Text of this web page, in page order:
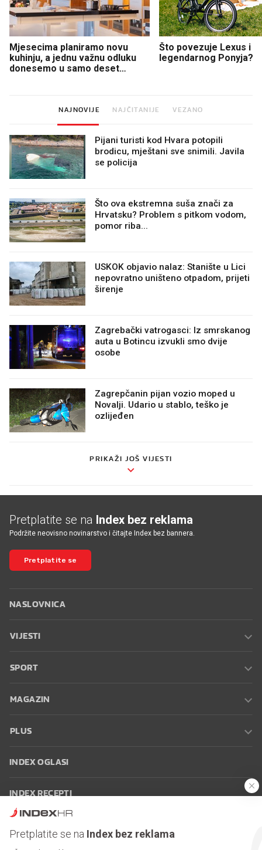
Mjesecima planiramo novu
kuhinju, a jednu važnu odluku
donesemo u samo deset
Što povezuje Lexus i
legendarnog Ponyja?
NAJNOVIJE NAJČITANIJE VEZANO
Pijani turisti kod Hvara potopili
brodicu, mještani sve snimili. Javila
se policija
Što ova ekstremna suša znači za
Hrvatsku? Problem s pitkom vodom,
pomor riba...
USKOK objavio nalaz: Stanište u Lici
nepovratno uništeno otpadom, prijeti
širenje
Zagrebački vatrogasci: Iz smrskanog
auta u Botincu izvukli smo dvije
osobe
Zagrepčanin pijan vozio moped u
Novalji. Udario u stablo, teško je
ozlijeđen
PRIKAŽI JOŠ VIJESTI
Pretplatite se na Index bez reklama
Podržite neovisno novinarstvo i čitajte Index bez bannera.
Pretplatite se
NASLOVNICA
VIJESTI
SPORT
MAGAZIN
PLUS
INDEX OGLASI
INDEX RECEPTI
Pretplatite se na Index bez reklama